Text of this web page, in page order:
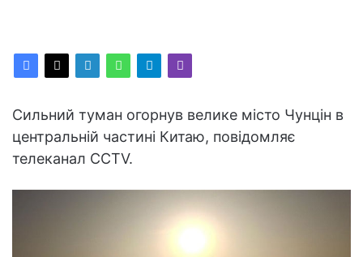
Сильний туман огорнув велике місто Чунцін в
центральній частині Китаю, повідомляє
телеканал CCTV.